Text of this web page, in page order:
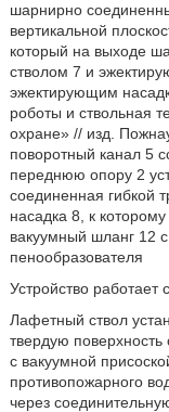
шарнирно
вертикальной
который на выходе
стволом 7 и
эжектирующим
роботы и ствольная
охране» // изд.
поворотный канал 5
переднюю опору 2
соединенная гибкой
насадка 8, к
вакуумный шланг 12
пенообразователя
Устройство
Лафетный ствол
твердую
с вакуумной
противопожарного
через